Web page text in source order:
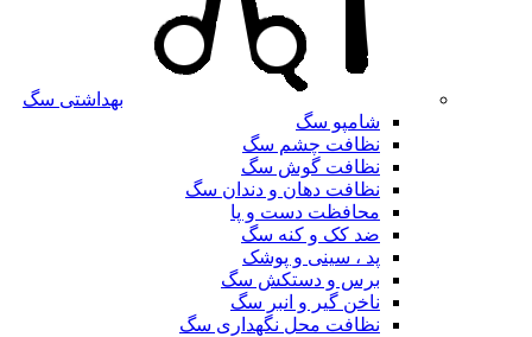
بهداشتی سگ
شامپو سگ
نظافت چشم سگ
نظافت گوش سگ
نظافت دهان و دندان سگ
محافظت دست و پا
ضد کک و کنه سگ
پد ، سینی و پوشک
برس و دستکش سگ
ناخن گیر و انبر سگ
نظافت محل نگهداری سگ